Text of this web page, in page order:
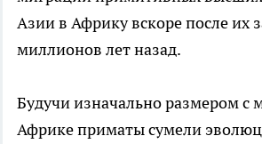
Азии в Африку вскоре после их
миллионов лет назад.
Будучи изначально размером
Африке приматы сумели